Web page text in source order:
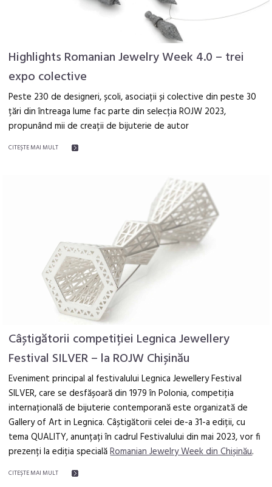
Highlights Romanian Jewelry Week 4.0 – trei
expo colective
Peste 230 de designeri, școli, asociații și colective din peste 30
țări din întreaga lume fac parte din selecția ROJW 2023,
propunând mii de creații de bijuterie de autor
CITEŞTE MAI MULT
Câștigătorii competiției Legnica Jewellery
Festival SILVER – la ROJW Chișinău
Eveniment principal al festivalului Legnica Jewellery Festival
SILVER, care se desfășoară din 1979 în Polonia, competiția
internațională de bijuterie contemporană este organizată de
Gallery of Art in Legnica. Câștigătorii celei de-a 31-a ediții, cu
tema QUALITY, anunțați în cadrul Festivalului din mai 2023, vor fi
prezenți la ediția specialăRomanian Jewelry Week din Chișinău.
CITEŞTE MAI MULT